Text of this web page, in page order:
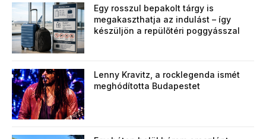
Egy rosszul bepakolt tárgy is
megakaszthatja az indulást – így
készüljön a repülőtéri poggyásszal
Lenny Kravitz, a rocklegenda ismét
meghódította Budapestet